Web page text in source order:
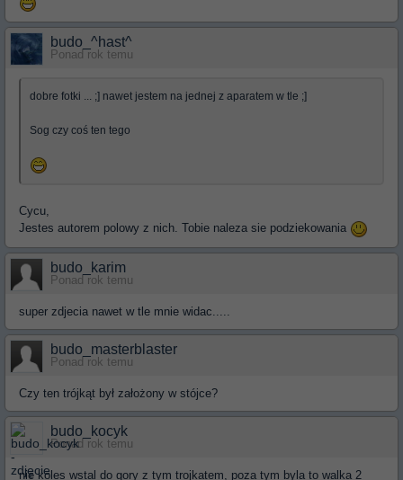
budo_^hast^
Ponad rok temu
dobre fotki ... ;] nawet jestem na jednej z aparatem w tle ;]
Sog czy coś ten tego
Cycu,
Jestes autorem polowy z nich. Tobie naleza sie podziekowania
budo_karim
Ponad rok temu
super zdjecia nawet w tle mnie widac.....
budo_masterblaster
Ponad rok temu
Czy ten trójkąt był założony w stójce?
budo_kocyk
Ponad rok temu
nie koles wstal do gory z tym trojkatem, poza tym byla to walka 2